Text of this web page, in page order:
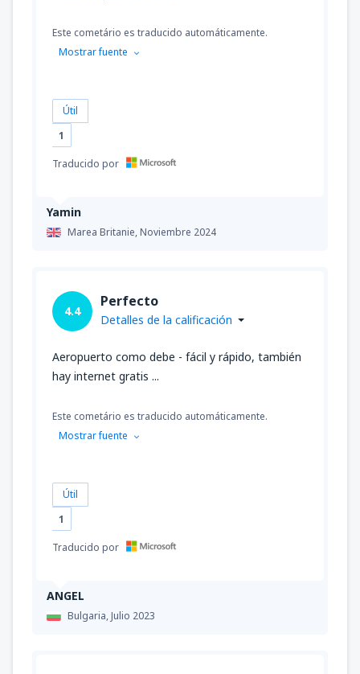
Yamin
Marea Britanie,Noviembre 2024
Este cometário es traducido automáticamente.
Mostrar fuente
Útil
1
Traducido por
ANGEL
Bulgaria,Julio 2023
4.4
Perfecto
Detalles de la calificación
Aeropuerto como debe - fácil y rápido, también
hay internet gratis ...
Este cometário es traducido automáticamente.
Mostrar fuente
Útil
1
Traducido por